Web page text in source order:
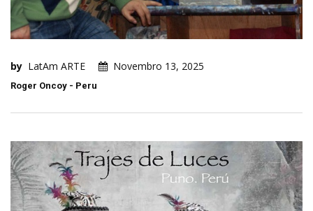
by LatAm ARTE Novembro 13, 2025
Roger Oncoy - Peru